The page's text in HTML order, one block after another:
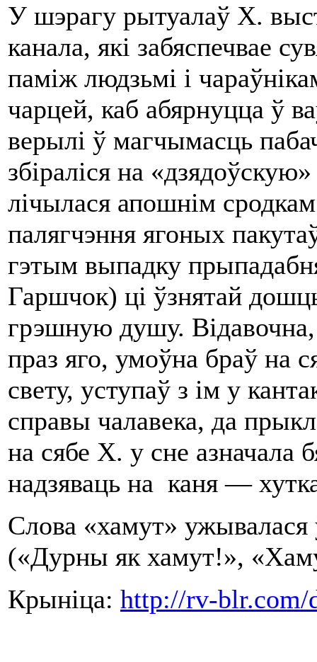
У шэрагу рытуалаў Х.
канала, якi забяспечвае
памiж людзьмi i
чарцей, каб абярнуцца ў
верылі ў магчымасць
збiралiся на
лiчылася апошнiм
палягчэння ягоных
гэтым выпадку
Гаршчок) цi ўзнятай
грэшную душу. Відавочна,
праз яго, умоўна браў на
свету, уступаў з iм у
справы чалавека, да
на сябе Х. у сне азначала
надзяваць на каня —
Слова «хамут» ужывалася
(«Дурны як хамут!»,
Крыніца: http://rv-blr.com/